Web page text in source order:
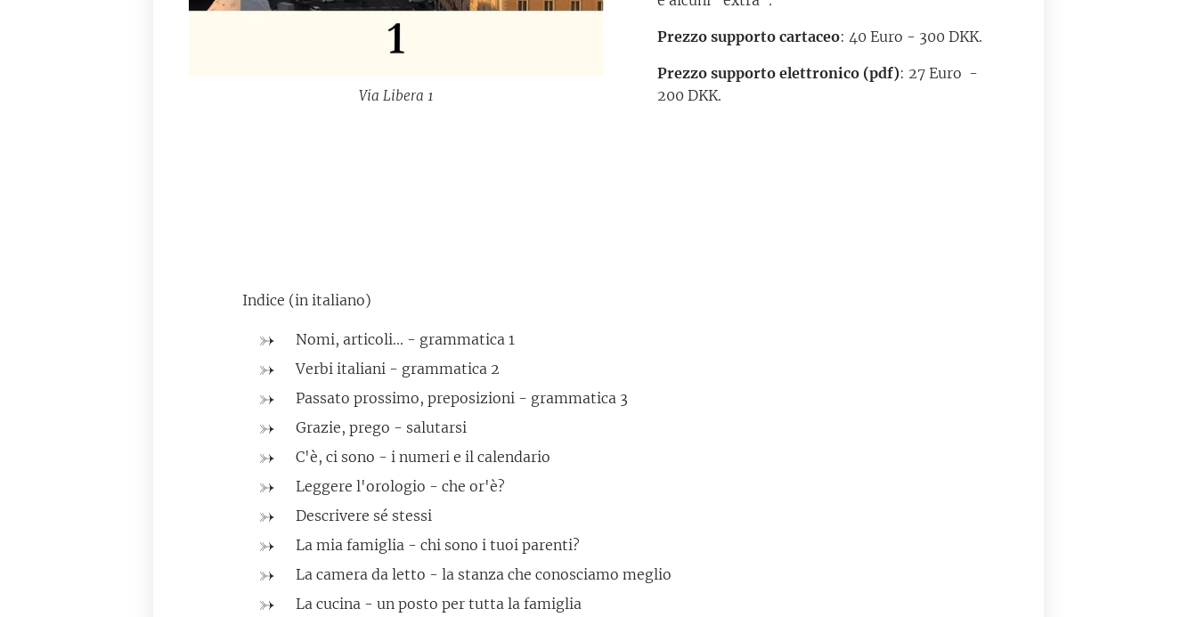
Via Libera 1
Prezzo supporto cartaceo: 40 Euro - 300 DKK.
Prezzo supporto elettronico (pdf): 27 Euro -
200 DKK.
Indice (in italiano)
Nomi, articoli... - grammatica 1
Verbi italiani - grammatica 2
Passato prossimo, preposizioni - grammatica 3
Grazie, prego - salutarsi
C'è, ci sono - i numeri e il calendario
Leggere l'orologio - che or'è?
Descrivere sé stessi
La mia famiglia - chi sono i tuoi parenti?
La camera da letto - la stanza che conosciamo meglio
La cucina - un posto per tutta la famiglia